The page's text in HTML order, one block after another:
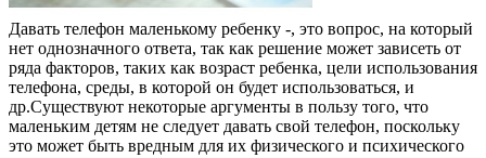
Давать телефон маленькому ребенку -, это вопрос, на который
нет однозначного ответа, так как решение может зависеть от
ряда факторов, таких как возраст ребенка, цели использования
телефона, среды, в которой он будет использоваться, и
др.Существуют некоторые аргументы в пользу того, что
маленьким детям не следует давать свой телефон, поскольку
это может быть вредным для их физического и психического